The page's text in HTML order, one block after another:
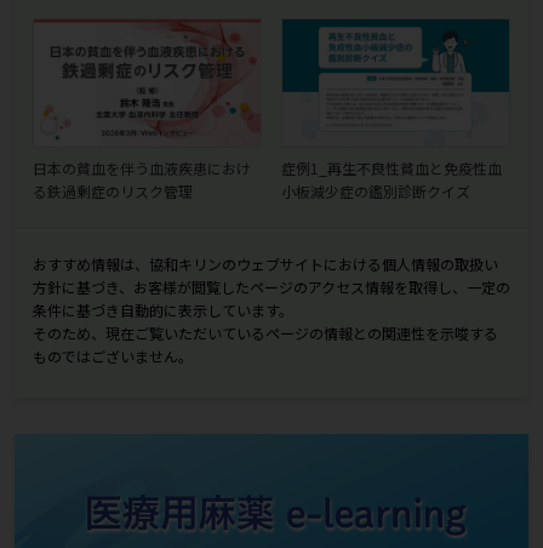
日本の貧血を伴う血液疾患におけ
る鉄過剰症のリスク管理
症例1_再生不良性貧血と免疫性血
小板減少症の鑑別診断クイズ
おすすめ情報は、協和キリンのウェブサイトにおける個人情報の取扱い
方針に基づき、お客様が閲覧したページのアクセス情報を取得し、一定の
条件に基づき自動的に表示しています。
そのため、現在ご覧いただいているページの情報との関連性を示唆する
ものではございません。